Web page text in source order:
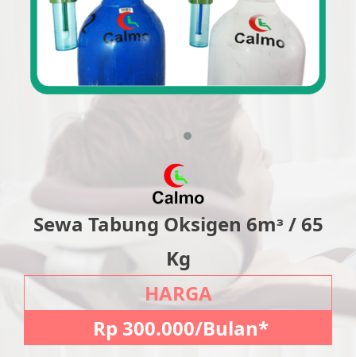
Sewa Tabung Oksigen 6mᶟ / 65
Kg
HARGA
Rp 300.000/Bulan*